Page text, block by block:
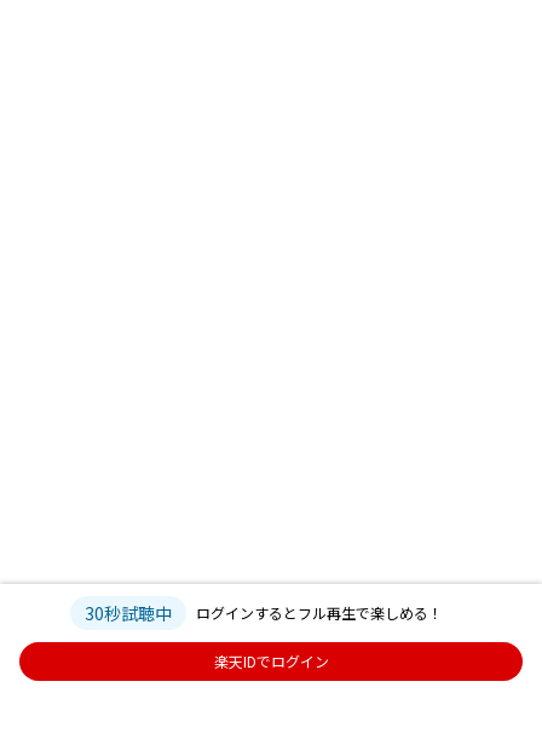
30秒試聴中 ログインするとフル再生で楽しめる！
楽天IDでログイン